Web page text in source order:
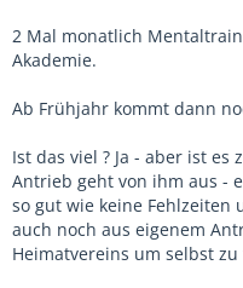
2 Mal monatlich
Akademie.
Ab Frühjahr kommt dann
Ist das viel ? Ja - aber ist
Antrieb geht von ihm aus -
so gut wie keine Fehlzeiten
auch noch aus eigenem
Heimatvereins um selbst